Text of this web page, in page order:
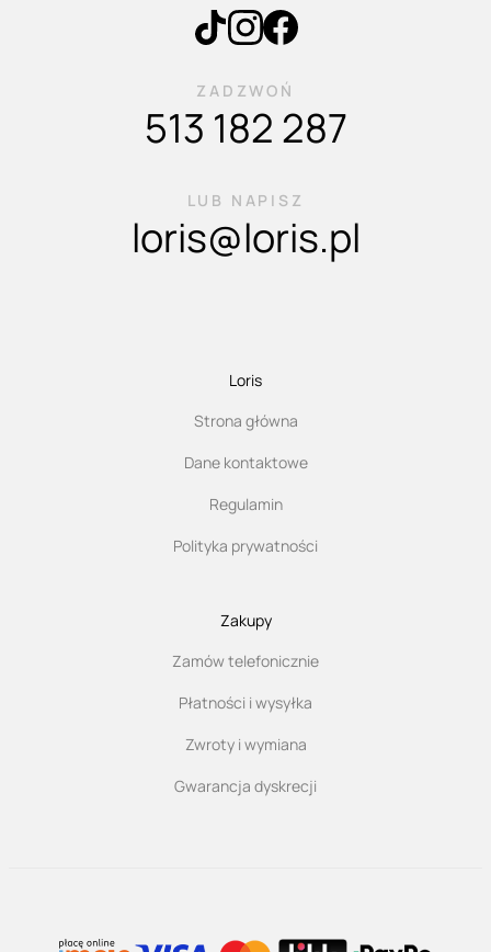
ZADZWOŃ
513 182 287
LUB NAPISZ
loris@loris.pl
Loris
Strona główna
Dane kontaktowe
Regulamin
Polityka prywatności
Zakupy
Zamów telefonicznie
Płatności i wysyłka
Zwroty i wymiana
Gwarancja dyskrecji